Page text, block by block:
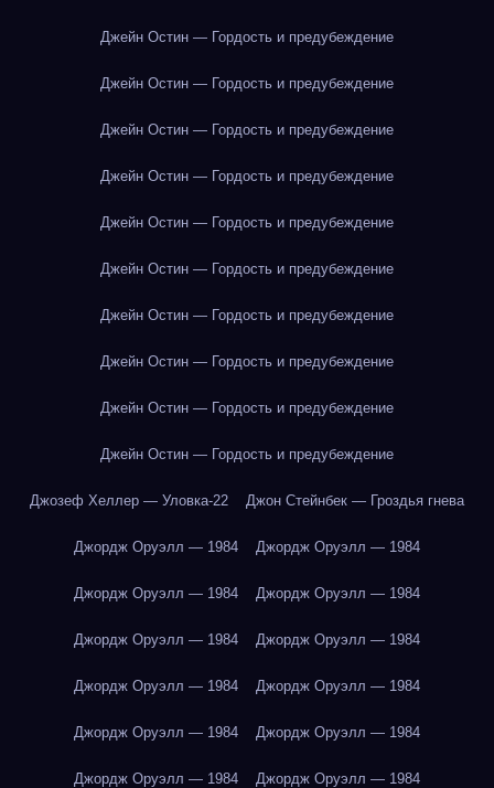
Джейн Остин — Гордость и предубеждение
Джейн Остин — Гордость и предубеждение
Джейн Остин — Гордость и предубеждение
Джейн Остин — Гордость и предубеждение
Джейн Остин — Гордость и предубеждение
Джейн Остин — Гордость и предубеждение
Джейн Остин — Гордость и предубеждение
Джейн Остин — Гордость и предубеждение
Джейн Остин — Гордость и предубеждение
Джейн Остин — Гордость и предубеждение
Джозеф Хеллер — Уловка-22 Джон Стейнбек — Гроздья гнева
Джордж Оруэлл — 1984 Джордж Оруэлл — 1984
Джордж Оруэлл — 1984 Джордж Оруэлл — 1984
Джордж Оруэлл — 1984 Джордж Оруэлл — 1984
Джордж Оруэлл — 1984 Джордж Оруэлл — 1984
Джордж Оруэлл — 1984 Джордж Оруэлл — 1984
Джордж Оруэлл — 1984 Джордж Оруэлл — 1984